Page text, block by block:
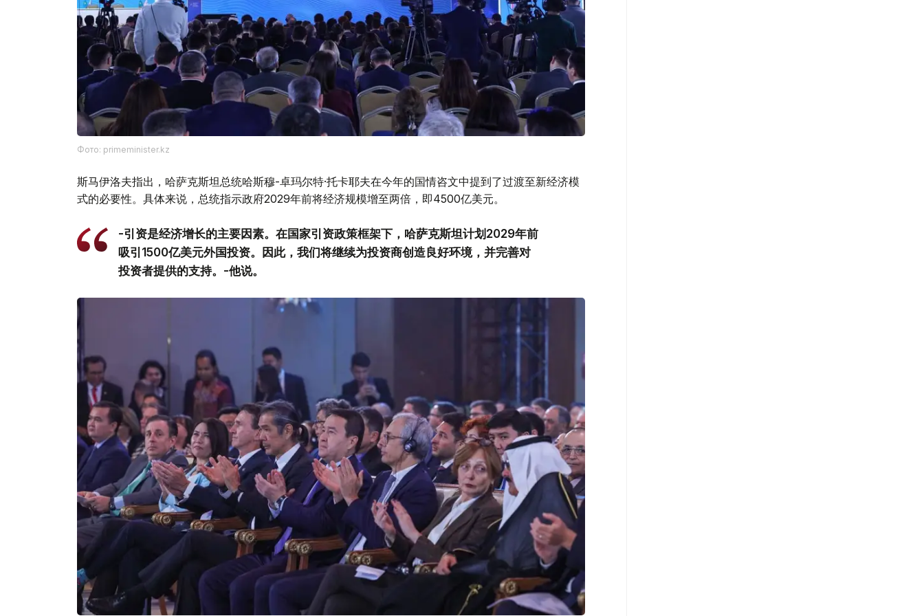
Фото: primeminister.kz
斯马伊洛夫指出，哈萨克斯坦总统哈斯穆-卓玛尔特·托卡耶夫在今年的国情咨文中提到了过渡至新经济模
式的必要性。具体来说，总统指示政府2029年前将经济规模增至两倍，即4500亿美元。
-引资是经济增长的主要因素。在国家引资政策框架下，哈萨克斯坦计划2029年前
吸引1500亿美元外国投资。因此，我们将继续为投资商创造良好环境，并完善对
投资者提供的支持。-他说。